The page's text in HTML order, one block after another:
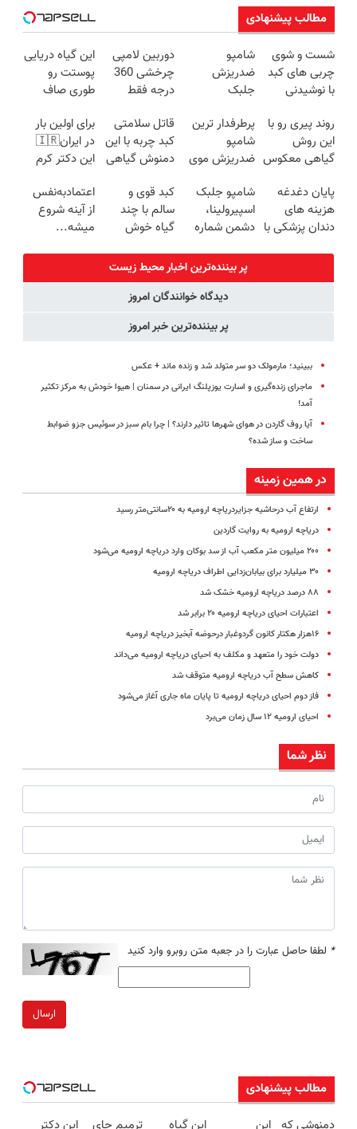
مطالب پیشنهادی
شست و شوی
چربی های کبد
با نوشیدنی
شامپو
ضدریزش
جلبک
ریزش موی
شماست
دوربین لامپی
چرخشی 360
درجه فقط
🔥 پرداخت
درب منزل
این گیاه دریایی
پوستت رو
طوری صاف
20سال جوون
شدی🔥
روند پیری رو با
این روش
گیاهی معکوس
پرطرفدار ترین
شامپو
ضدریزش موی
با45%تخفیف
بخر
قاتل سلامتی
کبد چربه با این
دمنوش گیاهی
برای اولین بار
در ایران🇮🇷
این دکتر کرم
روزه ساخت!
پایان دغدغه
هزینه های
دندان پزشکی با
شامپو جلبک
اسپیرولینا،
دشمن شماره
مو!45%تخفیف
ویژه
کبد قوی و
سالم با چند
گیاه خوش
اعتمادبه‌نفس
از آینه شروع
میشه...
پر بیننده‌ترین اخبار محیط زیست
دیدگاه خوانندگان امروز
پر بیننده‌ترین خبر امروز
ببینید؛ مارمولک دو سر متولد شد و زنده ماند + عکس
ماجرای زنده‌گیری و اسارت یوزپلنگ ایرانی در سمنان | هیوا خودش به مرکز تکثیر
آمد!
آیا روف گاردن در هوای شهرها تاثیر دارند؟ | چرا بام سبز در سوئیس جزو ضوابط
ساخت‌ و ساز شده؟
در همین زمینه
ارتفاع آب درحاشیه جزایردریاچه ارومیه به ۲۰سانتی‌متر رسید
دریاچه ارومیه به روایت گاردین
۲۰۰ میلیون متر مکعب آب از سد بوکان وارد دریاچه ارومیه می‌شود
۳۰ میلیارد برای بیابان‌زدایی اطراف دریاچه ارومیه
۸۸ درصد دریاچه ارومیه خشک شد
اعتبارات احیای دریاچه ارومیه ۲۰ برابر شد
۱۶هزار هکتار کانون گردوغبار درحوضه آبخیز دریاچه ارومیه
دولت خود را متعهد و مکلف به احیای دریاچه ارومیه می‌داند
کاهش سطح آب دریاچه ارومیه متوقف شد
فاز دوم احیای دریاچه ارومیه تا پایان ماه جاری آغاز می‌شود
احیای ارومیه ۱۲ سال زمان می‌برد
نظر شما
* لطفا حاصل عبارت را در جعبه متن روبرو وارد کنید
ارسال
مطالب پیشنهادی